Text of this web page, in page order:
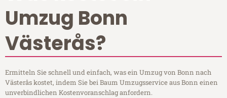
Umzug Bonn
Västerås?
Ermitteln Sie schnell und einfach, was ein Umzug von Bonn nach
Västerås kostet, indem Sie bei Baum Umzugsservice aus Bonn einen
unverbindlichen Kostenvoranschlag anfordern.